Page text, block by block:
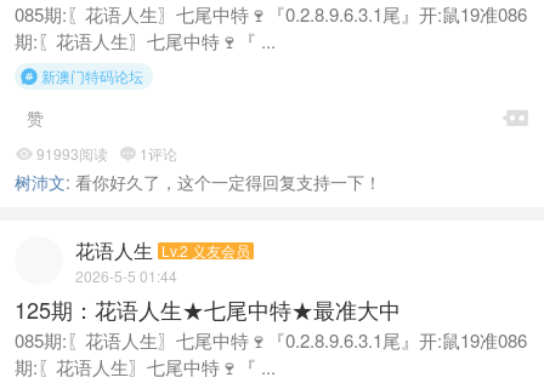
085期:〖花语人生〗七尾中特🍷『0.2.8.9.6.3.1尾』开:鼠19准086
期:〖花语人生〗七尾中特🍷『 ...
 新澳门特码论坛

赞
91993阅读  1评论
树沛文: 看你好久了，这个一定得回复支持一下！
花语人生 Lv.2 义友会员
2026-5-5 01:44
125期：花语人生★七尾中特★最准大中
085期:〖花语人生〗七尾中特🍷『0.2.8.9.6.3.1尾』开:鼠19准086
期:〖花语人生〗七尾中特🍷『 ...